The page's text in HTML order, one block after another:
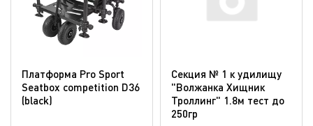
Платформа Pro Sport
Seatbox competition D36
(blaсk)
Секция № 1 к удилищу
"Волжанка Хищник
Троллинг" 1.8м тест до
250гр